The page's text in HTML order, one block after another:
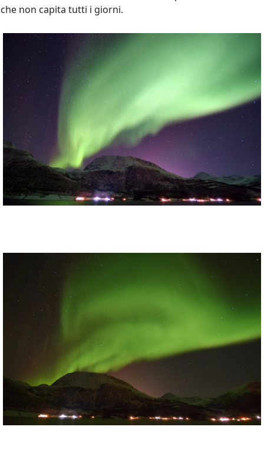
che non capita tutti i giorni.